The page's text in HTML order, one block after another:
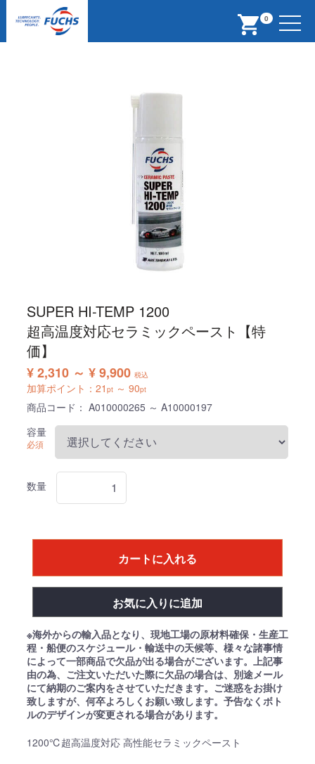
0 Menu
SUPER HI-TEMP 1200
超高温度対応セラミックペースト【特
価】
¥ 2,310 ～ ¥ 9,900 税込
加算ポイント： 21 pt～ 90pt
商品コード： A010000265 ～ A10000197
容量
必須
数量
カートに入れる
お気に入りに追加
※海外からの輸入品となり、現地工場の原材料確保・生産工
程・船便のスケジュール・輸送中の天候等、様々な諸事情
によって一部商品で欠品が出る場合がございます。上記事
由の為、ご注文いただいた際に欠品の場合は、別途メール
にて納期のご案内をさせていただきます。ご迷惑をお掛け
致しますが、何卒よろしくお願い致します。予告なくボト
ルのデザインが変更される場合があります。
1200℃超高温度対応 高性能セラミックペースト